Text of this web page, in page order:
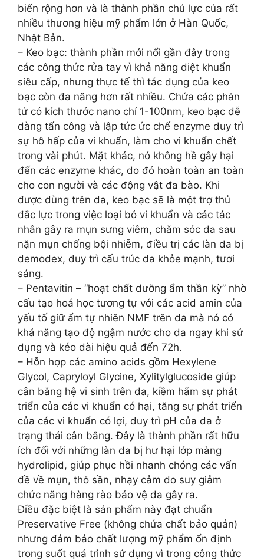
biến rộng hơn và là thành phần chủ lực của rất
nhiều thương hiệu mỹ phẩm lớn ở Hàn Quốc,
Nhật Bản.
– Keo bạc: thành phần mới nổi gần đây trong
các công thức rửa tay vì khả năng diệt khuẩn
siêu cấp, nhưng thực tế thì tác dụng của keo
bạc còn đa năng hơn rất nhiều. Chứa các phân
tử có kích thước nano chỉ 1-100nm, keo bạc dễ
dàng tấn công và lập tức ức chế enzyme duy trì
sự hô hấp của vi khuẩn, làm cho vi khuẩn chết
trong vài phút. Mặt khác, nó không hề gây hại
đến các enzyme khác, do đó hoàn toàn an toàn
cho con người và các động vật đa bào. Khi
được dùng trên da, keo bạc sẽ là một trợ thủ
đắc lực trong việc loại bỏ vi khuẩn và các tác
nhân gây ra mụn sưng viêm, chăm sóc da sau
nặn mụn chống bội nhiễm, điều trị các làn da bị
demodex, duy trì cấu trúc da khỏe mạnh, tươi
sáng.
– Pentavitin – “hoạt chất dưỡng ẩm thần kỳ” nhờ
cấu tạo hoá học tương tự với các acid amin của
yếu tố giữ ẩm tự nhiên NMF trên da mà nó có
khả năng tạo độ ngậm nước cho da ngay khi sử
dụng và kéo dài hiệu quả đến 72h.
– Hỗn hợp các amino acids gồm Hexylene
Glycol, Capryloyl Glycine, Xylitylglucoside giúp
cân bằng hệ vi sinh trên da, kiềm hãm sự phát
triển của các vi khuẩn có hại, tăng sự phát triển
của các vi khuẩn có lợi, duy trì pH của da ở
trạng thái cân bằng. Đây là thành phần rất hữu
ích đối với những làn da bị hư hại lớp màng
hydrolipid, giúp phục hồi nhanh chóng các vấn
đề về mụn, thô sần, nhạy cảm do suy giảm
chức năng hàng rào bảo vệ da gây ra.
Điều đặc biệt là sản phẩm này đạt chuẩn
Preservative Free (không chứa chất bảo quản)
nhưng đảm bảo chất lượng mỹ phẩm ổn định
trong suốt quá trình sử dụng vì trong công thức